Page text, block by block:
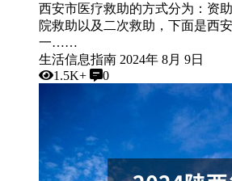
西安市医疗救助的方式分为：资
院救助以及二次救助，下面是西
一……
生活信息指南 2024年 8月 9日
1.5K+
0